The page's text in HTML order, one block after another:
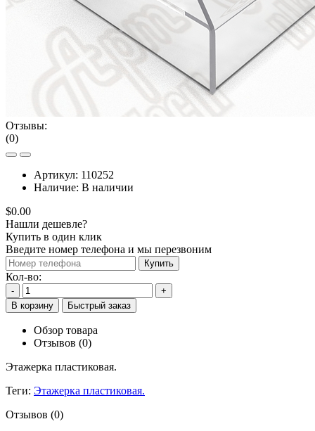
Отзывы:
(0)
Артикул: 110252
Наличие: В наличии
$0.00
Нашли дешевле?
Купить в один клик
Введите номер телефона и мы перезвоним
Купить
Кол-во:
-
+
В корзину
Быстрый заказ
Обзор товара
Отзывов (0)
Этажерка пластиковая.
Теги: Этажерка пластиковая.
Отзывов (0)